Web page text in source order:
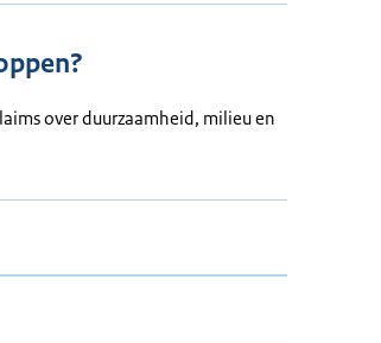
over duurzaamheid, milieu en